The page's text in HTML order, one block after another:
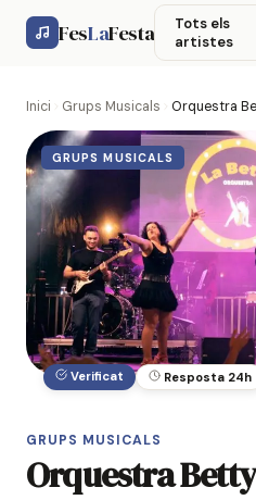
FesLaFesta
Tots els
artistes
Inici Grups Musicals Orquestra
GRUPS MUSICALS
Verificat Resposta 24h
GRUPS MUSICALS
Orquestra Betty